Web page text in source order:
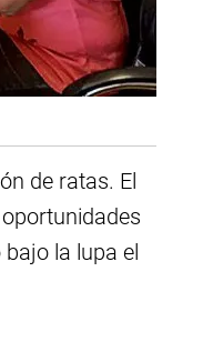
de ratas. El
la lupa el